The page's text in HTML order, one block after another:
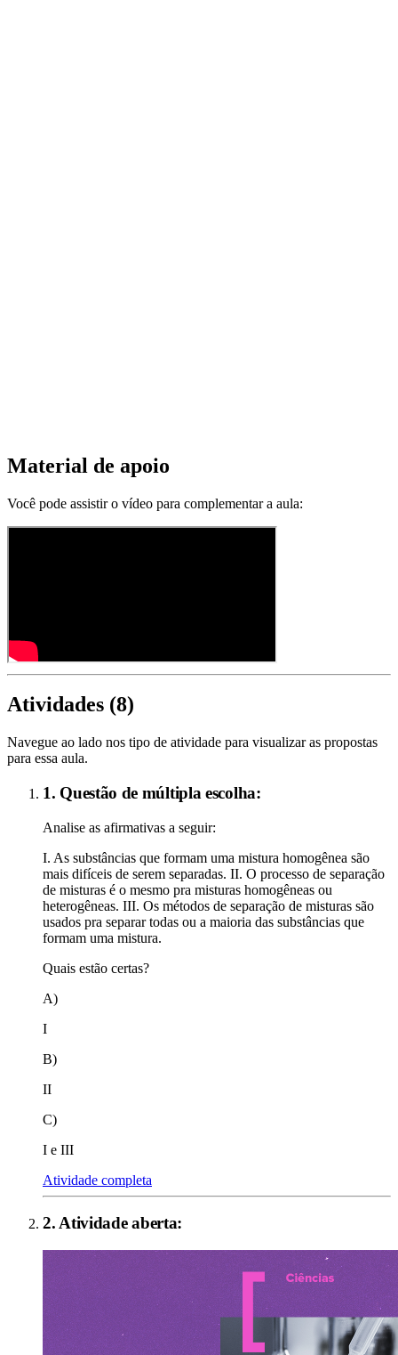
Material de apoio
Você pode assistir o vídeo para complementar a aula:
Atividades (8)
Navegue ao lado nos tipo de atividade para visualizar as propostas
para essa aula.
1. Questão de múltipla escolha:
Analise as afirmativas a seguir:
I. As substâncias que formam uma mistura homogênea são
mais difíceis de serem separadas. II. O processo de separação
de misturas é o mesmo pra misturas homogêneas ou
heterogêneas. III. Os métodos de separação de misturas são
usados pra separar todas ou a maioria das substâncias que
formam uma mistura.
Quais estão certas?
A)
I
B)
II
C)
I e III
Atividade completa
2. Atividade aberta: